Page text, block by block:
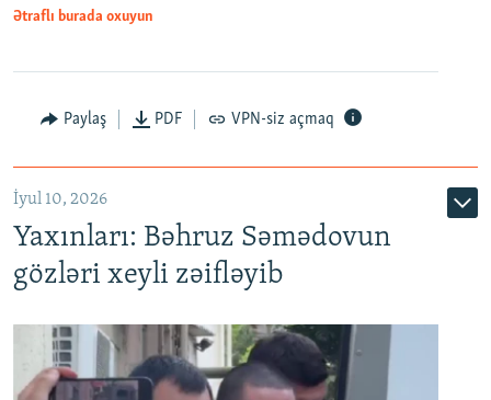
Ətraflı burada oxuyun
Paylaş PDF VPN-siz açmaq
İyul 10, 2026
Yaxınları: Bəhruz Səmədovun
gözləri xeyli zəifləyib